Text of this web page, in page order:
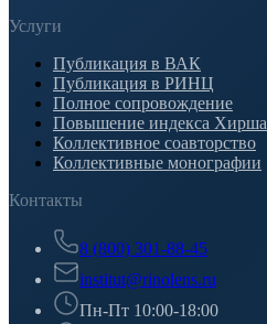
Услуги
Публикация в ВАК
Публикация в РИНЦ
Полное сопровождение
Повышение индекса Хирша
Коллективное соавторство
Коллективные монографии
Контакты
8 (800) 301-88-45
institut@rinolens.ru
Пн-Пт 10:00-18:00